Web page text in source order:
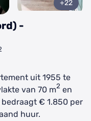
-
+22
uit 1955 te
van 70 m2 en
€ 1.850 per
huur.